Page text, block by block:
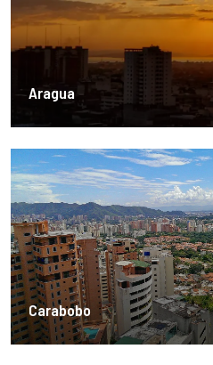
Aragua
Carabobo